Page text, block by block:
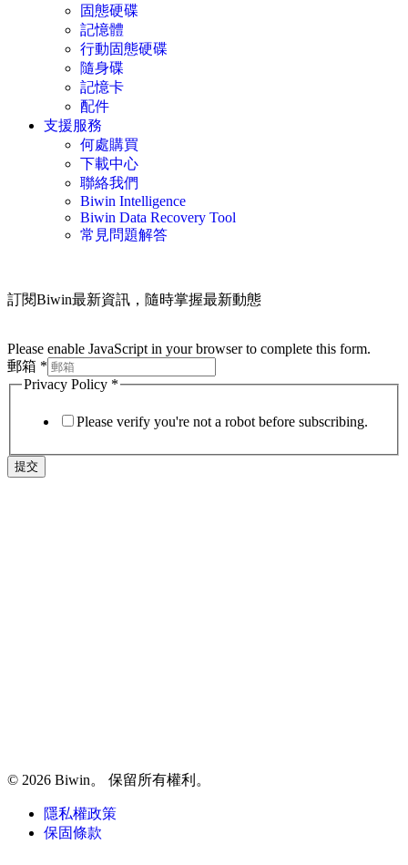
固態硬碟
記憶體
行動固態硬碟
隨身碟
記憶卡
配件
支援服務
何處購買
下載中心
聯絡我們
Biwin Intelligence
Biwin Data Recovery Tool
常見問題解答
訂閱Biwin最新資訊，隨時掌握最新動態
Please enable JavaScript in your browser to complete this form.
郵箱 *
Privacy Policy *
Please verify you're not a robot before subscribing.
提交
© 2026 Biwin。 保留所有權利。
隱私權政策
保固條款